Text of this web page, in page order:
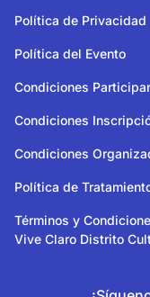
Política de Privacidad
Política del Evento
Condiciones
Condiciones
Condiciones
Política de
Términos y
Vive Claro Distrito